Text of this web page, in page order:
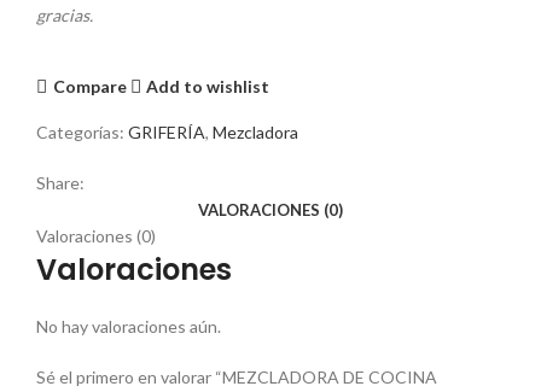
gracias.
Compare Add to wishlist
Categorías: GRIFERÍA, Mezcladora
Share:
VALORACIONES (0)
Valoraciones (0)
Valoraciones
No hay valoraciones aún.
Sé el primero en valorar “MEZCLADORA DE COCINA